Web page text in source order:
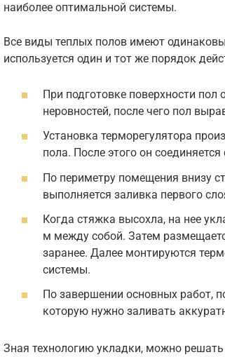
наиболее оптимальной системы.
Все виды теплых полов имеют
используется один и тот же порядок
При подготовке поверхности пол
неровностей, после чего пол
Установка терморегулятора
пола. После этого он
По периметру помещения внизу
выполняется заливка первого
Когда стяжка высохла, на нее
м между собой. Затем
заранее. Далее монтируются
системы.
По завершении основных
которую нужно заливать
Зная технологию укладки, можно